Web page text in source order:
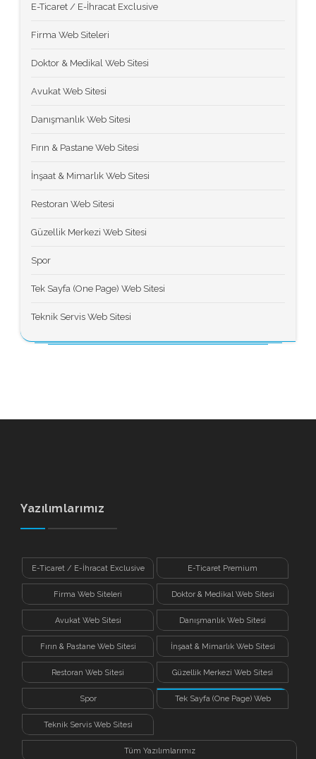
E-Ticaret / E-İhracat Exclusive
Firma Web Siteleri
Doktor & Medikal Web Sitesi
Avukat Web Sitesi
Danışmanlık Web Sitesi
Fırın & Pastane Web Sitesi
İnşaat & Mimarlık Web Sitesi
Restoran Web Sitesi
Güzellik Merkezi Web Sitesi
Spor
Tek Sayfa (One Page) Web Sitesi
Teknik Servis Web Sitesi
Yazılımlarımız
E-Ticaret / E-İhracat Exclusive E-Ticaret Premium
Firma Web Siteleri Doktor & Medikal Web Sitesi
Avukat Web Sitesi Danışmanlık Web Sitesi
Fırın & Pastane Web Sitesi İnşaat & Mimarlık Web Sitesi
Restoran Web Sitesi Güzellik Merkezi Web Sitesi
Spor Tek Sayfa (One Page) Web
Teknik Servis Web Sitesi
Tüm Yazılımlarımız